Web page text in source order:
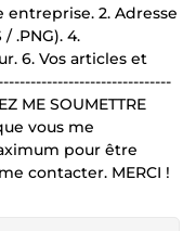
entreprise. 2. Adresse
.PNG). 4.
6. Vos articles et
ME SOUMETTRE
vous me
pour être
contacter. MERCI !